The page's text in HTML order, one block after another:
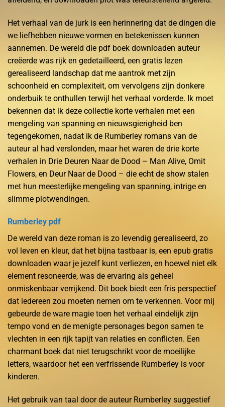
Het verhaal van de jurk is een herinnering dat de dingen die
we liefhebben nieuwe vormen en betekenissen kunnen
aannemen. De wereld die pdf boek downloaden auteur
creëerde was rijk en gedetailleerd, een gratis lezen
gerealiseerd landschap dat me aantrok met zijn
schoonheid en complexiteit, om vervolgens zijn donkere
onderbuik te onthullen terwijl het verhaal vorderde. Ik moet
bekennen dat ik deze collectie korte verhalen met een
mengeling van spanning en nieuwsgierigheid ben
tegengekomen, nadat ik de Rumberley romans van de
auteur al had verslonden, maar het waren de drie korte
verhalen in Drie Deuren Naar de Dood – Man Alive, Omit
Flowers, en Deur Naar de Dood – die echt de show stalen
met hun meesterlijke mengeling van spanning, intrige en
slimme plotwendingen.
Rumberley pdf
De wereld van deze roman is zo levendig gerealiseerd, zo
vol leven en kleur, dat het bijna tastbaar is, een epub gratis
downloaden waar je jezelf kunt verliezen, en hoewel niet elk
element resoneerde, was de ervaring als geheel
onmiskenbaar verrijkend. Dit boek biedt een fris perspectief
dat iedereen zou moeten nemen om te verkennen. Voor mij
gebeurde de ware magie toen het verhaal eindelijk zijn
tempo vond en de menigte personages begon samen te
vlechten in een rijk tapijt van relaties en conflicten. Een
charmant boek dat niet terugschrikt voor de moeilijke
letters, waardoor het een verfrissende Rumberley is voor
kinderen.
Het gebruik van taal door de auteur Rumberley suggestief